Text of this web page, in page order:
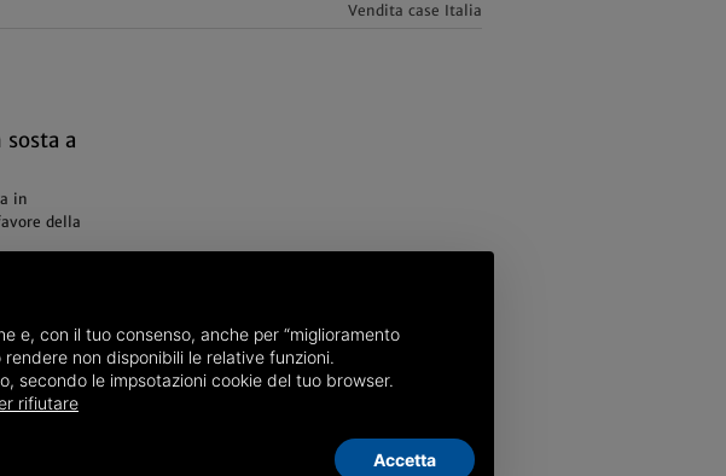
Vendita case Italia
sosta a
in
della
e, con il tuo consenso, anche per “miglioramento
non disponibili le relative funzioni.
secondo le impsotazioni cookie del tuo browser.
rifiutare
Accetta